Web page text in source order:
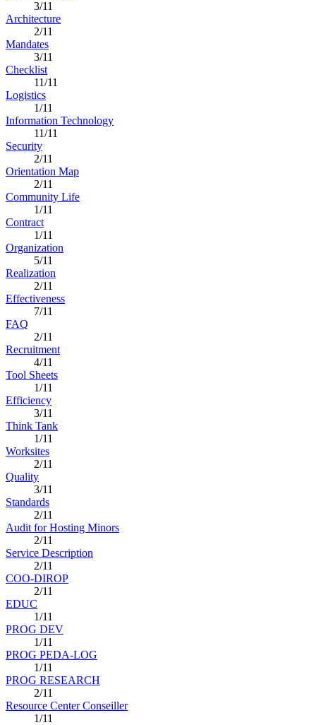
3/11
Architecture
2/11
Mandates
3/11
Checklist
11/11
Logistics
1/11
Information Technology
11/11
Security
2/11
Orientation Map
2/11
Community Life
1/11
Contract
1/11
Organization
5/11
Realization
2/11
Effectiveness
7/11
FAQ
2/11
Recruitment
4/11
Tool Sheets
1/11
Efficiency
3/11
Think Tank
1/11
Worksites
2/11
Quality
3/11
Standards
2/11
Audit for Hosting Minors
2/11
Service Description
2/11
COO-DIROP
2/11
EDUC
1/11
PROG DEV
1/11
PROG PEDA-LOG
1/11
PROG RESEARCH
2/11
Resource Center Conseiller
1/11